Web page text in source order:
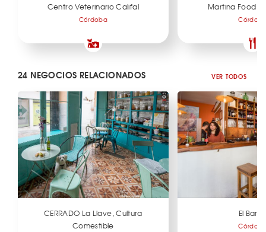
Centro Veterinario Califal
Córdoba
Martina Food
24 NEGOCIOS RELACIONADOS VER TODOS
CERRADO La Llave, Cultura
Comestible
El